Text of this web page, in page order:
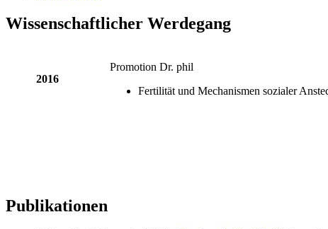
Wissenschaftlicher Werdegang
2016
Promotion Dr. phil
Fertilität und Mechanismen sozialer
Publikationen